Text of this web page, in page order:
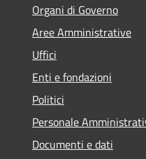
Organi di Governo
Aree Amministrative
Uffici
Enti e fondazioni
Politici
Personale
Documenti e dati